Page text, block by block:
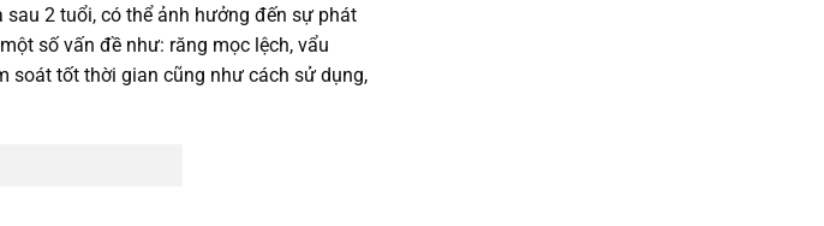
2 tuổi, có thể ảnh hưởng đến sự phát
số vấn đề như: răng mọc lệch, vẩu
soát tốt thời gian cũng như cách sử dụng,